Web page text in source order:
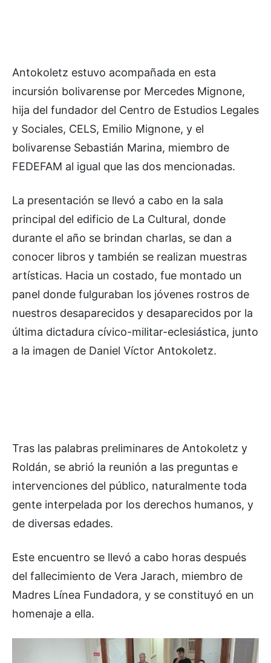
Antokoletz estuvo acompañada en esta
incursión bolivarense por Mercedes Mignone,
hija del fundador del Centro de Estudios Legales
y Sociales, CELS, Emilio Mignone, y el
bolivarense Sebastián Marina, miembro de
FEDEFAM al igual que las dos mencionadas.
La presentación se llevó a cabo en la sala
principal del edificio de La Cultural, donde
durante el año se brindan charlas, se dan a
conocer libros y también se realizan muestras
artísticas. Hacia un costado, fue montado un
panel donde fulguraban los jóvenes rostros de
nuestros desaparecidos y desaparecidos por la
última dictadura cívico-militar-eclesiástica, junto
a la imagen de Daniel Víctor Antokoletz.
Tras las palabras preliminares de Antokoletz y
Roldán, se abrió la reunión a las preguntas e
intervenciones del público, naturalmente toda
gente interpelada por los derechos humanos, y
de diversas edades.
Este encuentro se llevó a cabo horas después
del fallecimiento de Vera Jarach, miembro de
Madres Línea Fundadora, y se constituyó en un
homenaje a ella.